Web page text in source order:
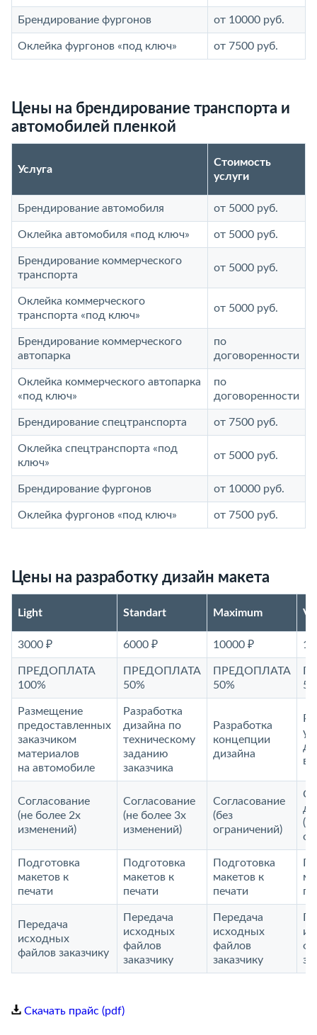
Брендирование фургонов от 10000 руб.
Оклейка фургонов «под ключ» от 7500 руб.
Цены на брендирование транспорта и
автомобилей пленкой
Услуга
Стоимость
услуги
Брендирование автомобиля от 5000 руб.
Оклейка автомобиля «под ключ» от 5000 руб.
Брендирование коммерческого
транспорта
от 5000 руб.
Оклейка коммерческого
транспорта «под ключ»
от 5000 руб.
Брендирование коммерческого
автопарка
по
договоренности
Оклейка коммерческого автопарка
«под ключ»
по
договоренности
Брендирование спецтранспорта от 7500 руб.
Оклейка спецтранспорта «под
ключ»
от 5000 руб.
Брендирование фургонов от 10000 руб.
Оклейка фургонов «под ключ» от 7500 руб.
Цены на разработку дизайн макета
Light Standart Maximum
3000 ₽ 6000 ₽ 10000 ₽
ПРЕДОПЛАТА
100%
ПРЕДОПЛАТА
50%
ПРЕДОПЛАТА
50%
Размещение
предоставленных
заказчиком
материалов
на автомобиле
Разработка
дизайна по
техническому
заданию
заказчика
Разработка
концепции
дизайна
Согласование
(не более 2х
изменений)
Согласование
(не более 3х
изменений)
Согласование
(без
ограничений)
Подготовка
макетов к
печати
Подготовка
макетов к
печати
Подготовка
макетов к
печати
Передача
исходных
файлов заказчику
Передача
исходных
файлов
заказчику
Передача
исходных
файлов
заказчику
Скачать прайс (pdf)